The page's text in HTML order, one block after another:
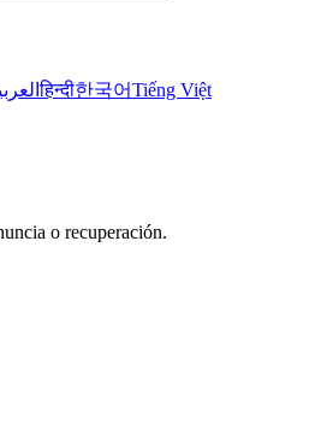
हिन्दी한국어Tiếng Việt
o recuperación.